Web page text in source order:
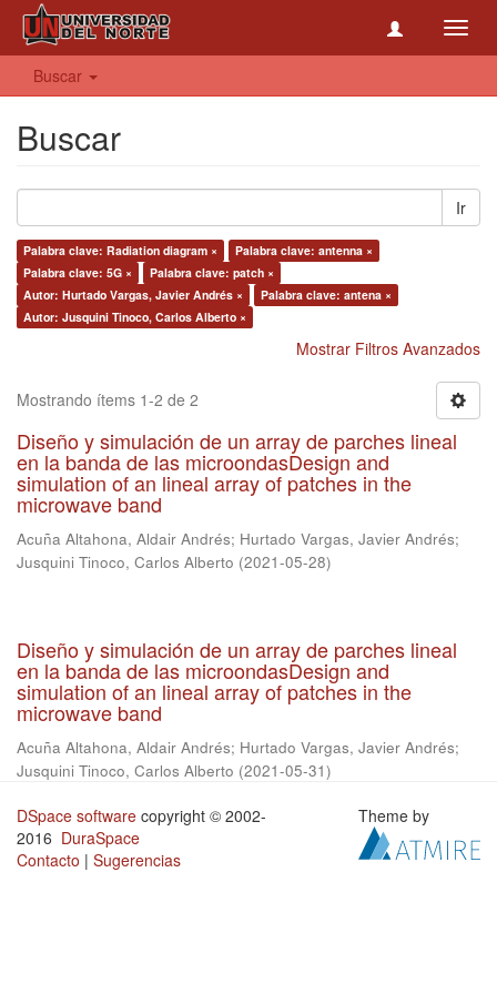
Buscar
Buscar
Ir
Palabra clave: Radiation diagram ×
Palabra clave: antenna ×
Palabra clave: 5G ×
Palabra clave: patch ×
Autor: Hurtado Vargas, Javier Andrés ×
Palabra clave: antena ×
Autor: Jusquini Tinoco, Carlos Alberto ×
Mostrar Filtros Avanzados
Mostrando ítems 1-2 de 2
Diseño y simulación de un array de parches lineal
en la banda de las microondasDesign and
simulation of an lineal array of patches in the
microwave band
Acuña Altahona, Aldair Andrés; Hurtado Vargas, Javier Andrés;
Jusquini Tinoco, Carlos Alberto (2021-05-28)
Diseño y simulación de un array de parches lineal
en la banda de las microondasDesign and
simulation of an lineal array of patches in the
microwave band
Acuña Altahona, Aldair Andrés; Hurtado Vargas, Javier Andrés;
Jusquini Tinoco, Carlos Alberto (2021-05-31)
DSpace software copyright © 2002-
2016 DuraSpace
Contacto | Sugerencias
Theme by